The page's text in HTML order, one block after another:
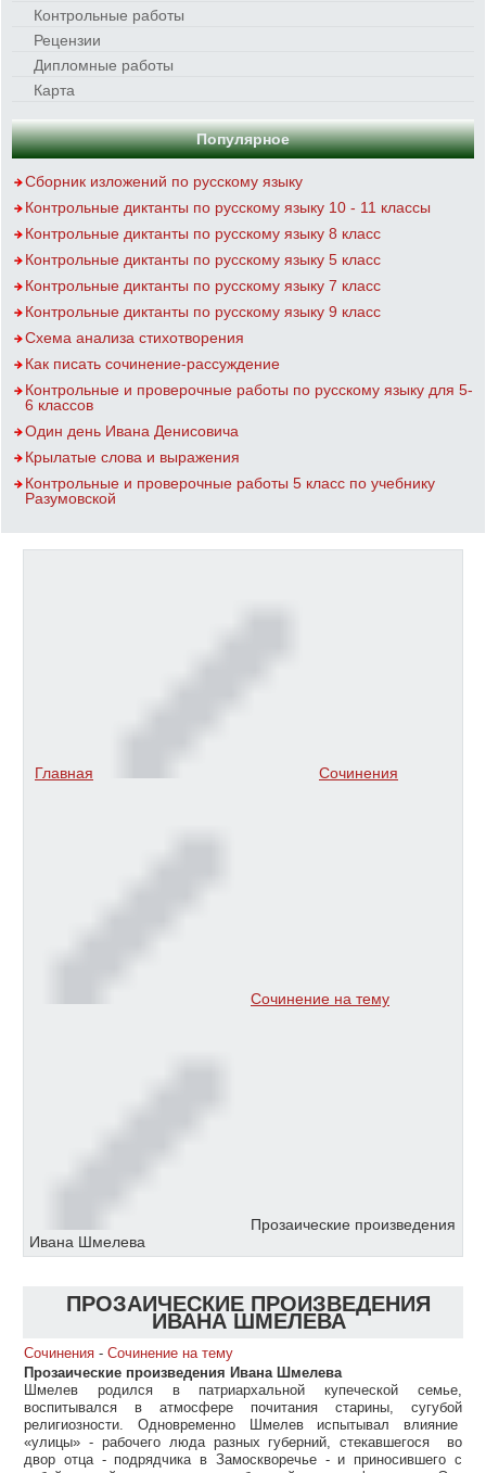
Контрольные работы
Рецензии
Дипломные работы
Карта
Популярное
Сборник изложений по русскому языку
Контрольные диктанты по русскому языку 10 - 11 классы
Контрольные диктанты по русскому языку 8 класс
Контрольные диктанты по русскому языку 5 класс
Контрольные диктанты по русскому языку 7 класс
Контрольные диктанты по русскому языку 9 класс
Схема анализа стихотворения
Как писать сочинение-рассуждение
Контрольные и проверочные работы по русскому языку для 5-
6 классов
Один день Ивана Денисовича
Крылатые слова и выражения
Контрольные и проверочные работы 5 класс по учебнику
Разумовской
Главная Сочинения
Сочинение на тему
Прозаические произведения
Ивана Шмелева
ПРОЗАИЧЕСКИЕ ПРОИЗВЕДЕНИЯ
ИВАНА ШМЕЛЕВА
Сочинения - Сочинение на тему
Прозаические произведения Ивана Шмелева
Шмелев родился в патриархальной купеческой семье,
воспитывался в атмосфере почитания старины, сугубой
религиозности. Одновременно Шмелев испытывал влияние
«улицы» - рабочего люда разных губерний, стекавшегося во
двор отца - подрядчика в Замоскворечье - и приносившего с